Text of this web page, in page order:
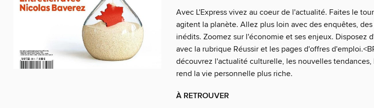
Avec L'Express vivez au coeur de l'actualité. Faites le
agitent la planète. Allez plus loin avec des enquêtes,
inédits. Zoomez sur l'économie et ses enjeux. Disposez
avec la rubrique Réussir et les pages d'offres
découvrez l'actualité culturelle, les nouvelles
rend la vie personnelle plus riche.
À RETROUVER